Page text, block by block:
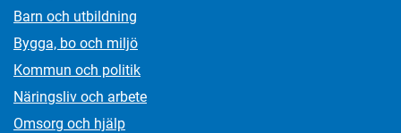
Barn och utbildning
Bygga, bo och miljö
Kommun och politik
Näringsliv och arbete
Omsorg och hjälp